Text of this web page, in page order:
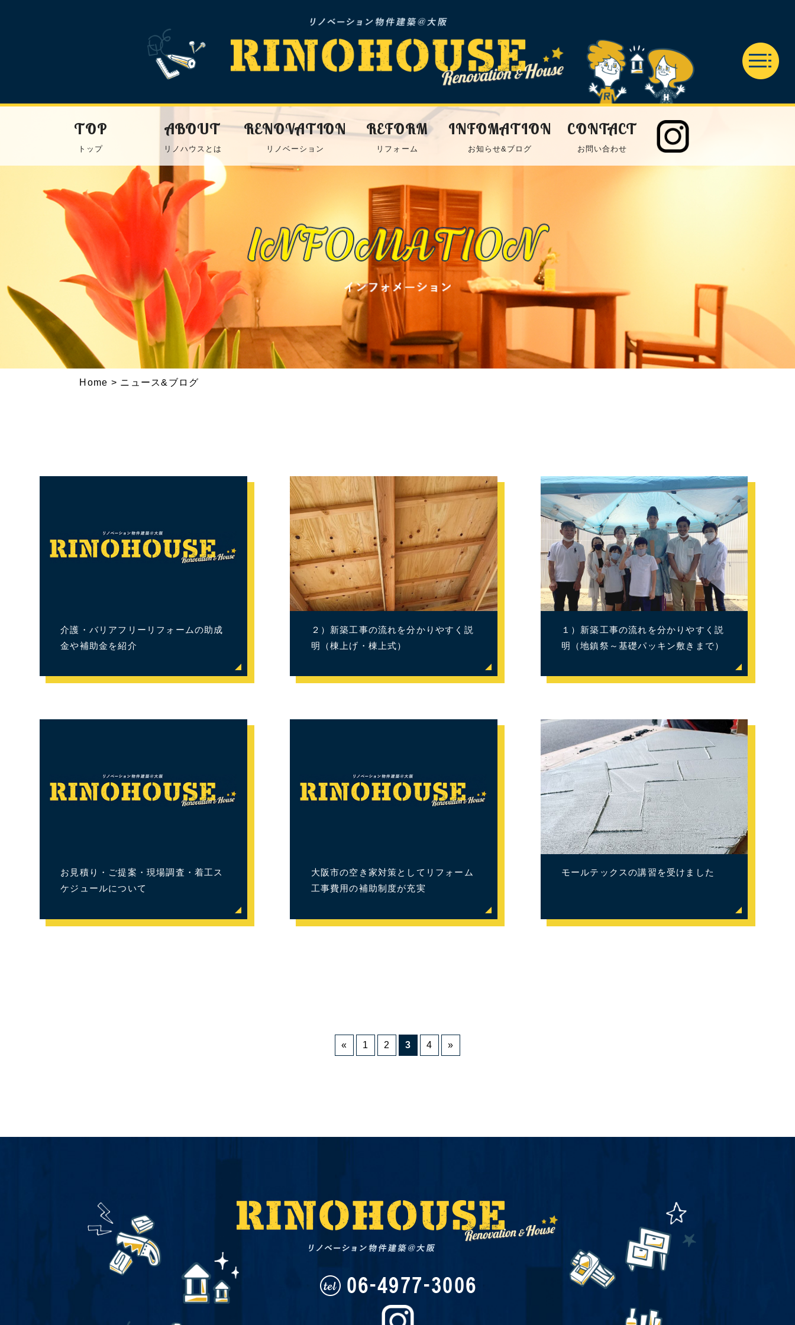
TOP
トップ
ABOUT
リノハウスとは
RENOVATION
リノベーション
REFORM
リフォーム
INFOMATION
お知らせ&ブログ
CONTACT
お問い合わせ
Home > ニュース&ブログ
介護・バリアフリーリフォームの助成
金や補助金を紹介
２）新築工事の流れを分かりやすく説
明（棟上げ・棟上式）
１）新築工事の流れを分かりやすく説
明（地鎮祭～基礎パッキン敷きまで）
お見積り・ご提案・現場調査・着工ス
ケジュールについて
大阪市の空き家対策としてリフォーム
工事費用の補助制度が充実
モールテックスの講習を受けました
« 1 2 3 4 »